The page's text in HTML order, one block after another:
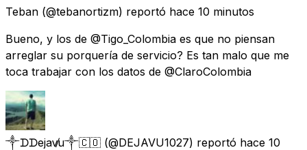
Teban (@tebanortizm) reportó hace 10 minutos
Bueno, y los de @Tigo_Colombia es que no piensan
arreglar su porquería de servicio? Es tan malo que me
toca trabajar con los datos de @ClaroColombia
༒ᗪᗪejav̸u༒🇨🇴 (@DEJAVU1027) reportó hace 10